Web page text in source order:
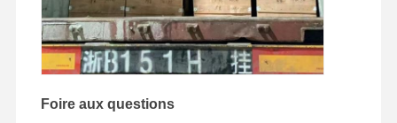
Foire aux questions